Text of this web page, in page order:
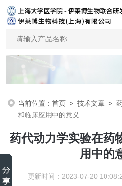
当前位置：首页 >技术文章 >
和临床应用中的意义
药代动力学实验在药
用中的
更新时间：2023-07-20